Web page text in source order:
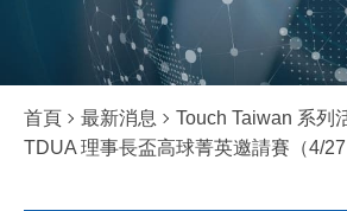
首頁 最新消息
Touch Taiwan 系列
TDUA 理事長盃高球菁英邀請賽（4/27